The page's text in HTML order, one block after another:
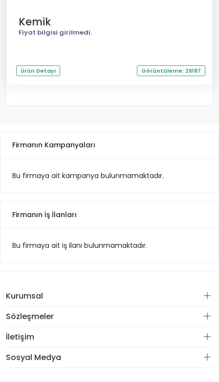
Kemik
Fiyat bilgisi girilmedi.
Ürün Detayı Görüntüleme: 26187
Firmanın Kampanyaları
Bu firmaya ait kampanya bulunmamaktadır.
Firmanın İş İlanları
Bu firmaya ait iş ilanı bulunmamaktadır.
Kurumsal
Sözleşmeler
İletişim
Sosyal Medya